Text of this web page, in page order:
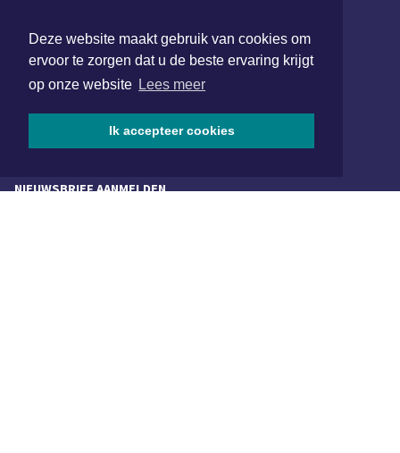
Deze website maakt gebruik van cookies om
ervoor te zorgen dat u de beste ervaring krijgt
op onze website Lees meer
Ik accepteer cookies
072 8200 600
redactie@xyto.nl
www.xyto.nl
NIEUWSBRIEF AANMELDEN